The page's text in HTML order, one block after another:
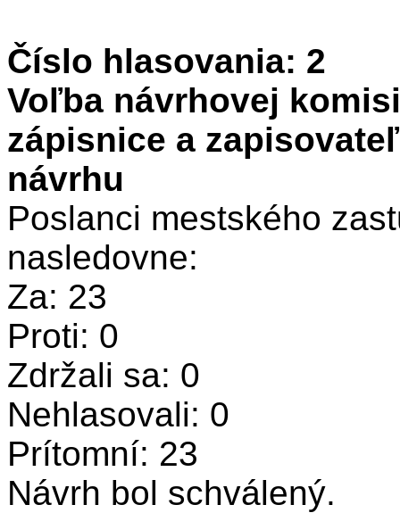
Číslo hlasovania: 2
Voľba návrhovej
zápisnice a
návrhu
Poslanci mestského
nasledovne:
Za: 23
Proti: 0
Zdržali sa: 0
Nehlasovali: 0
Prítomní: 23
Návrh bol schválený.